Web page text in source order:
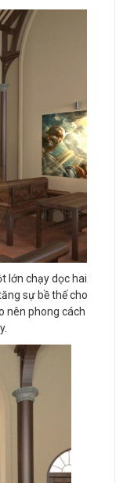
lớn chạy dọc hai
sự bề thế cho
nên phong cách